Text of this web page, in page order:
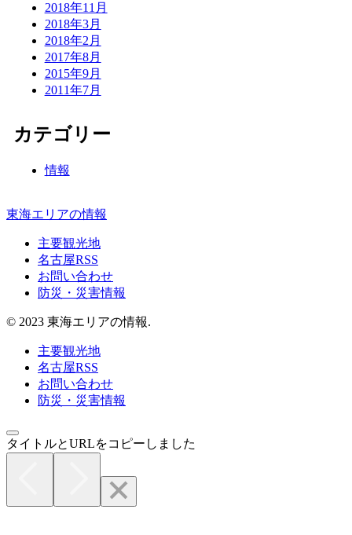
2018年11月
2018年3月
2018年2月
2017年8月
2015年9月
2011年7月
カテゴリー
情報
東海エリアの情報
主要観光地
名古屋RSS
お問い合わせ
防災・災害情報
© 2023 東海エリアの情報.
主要観光地
名古屋RSS
お問い合わせ
防災・災害情報
タイトルとURLをコピーしました